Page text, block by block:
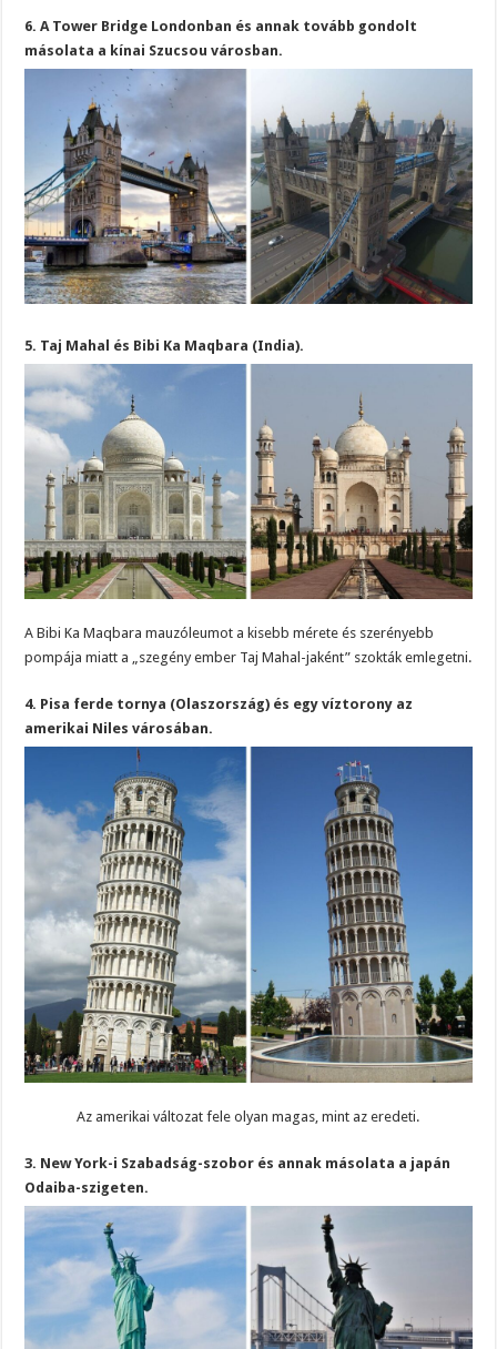
6. A Tower Bridge Londonban és annak tovább gondolt
másolata a kínai Szucsou városban.
5. Taj Mahal és Bibi Ka Maqbara (India).
A Bibi Ka Maqbara mauzóleumot a kisebb mérete és szerényebb
pompája miatt a „szegény ember Taj Mahal-jaként” szokták emlegetni.
4. Pisa ferde tornya (Olaszország) és egy víztorony az
amerikai Niles városában.
Az amerikai változat fele olyan magas, mint az eredeti.
3. New York-i Szabadság-szobor és annak másolata a japán
Odaiba-szigeten.